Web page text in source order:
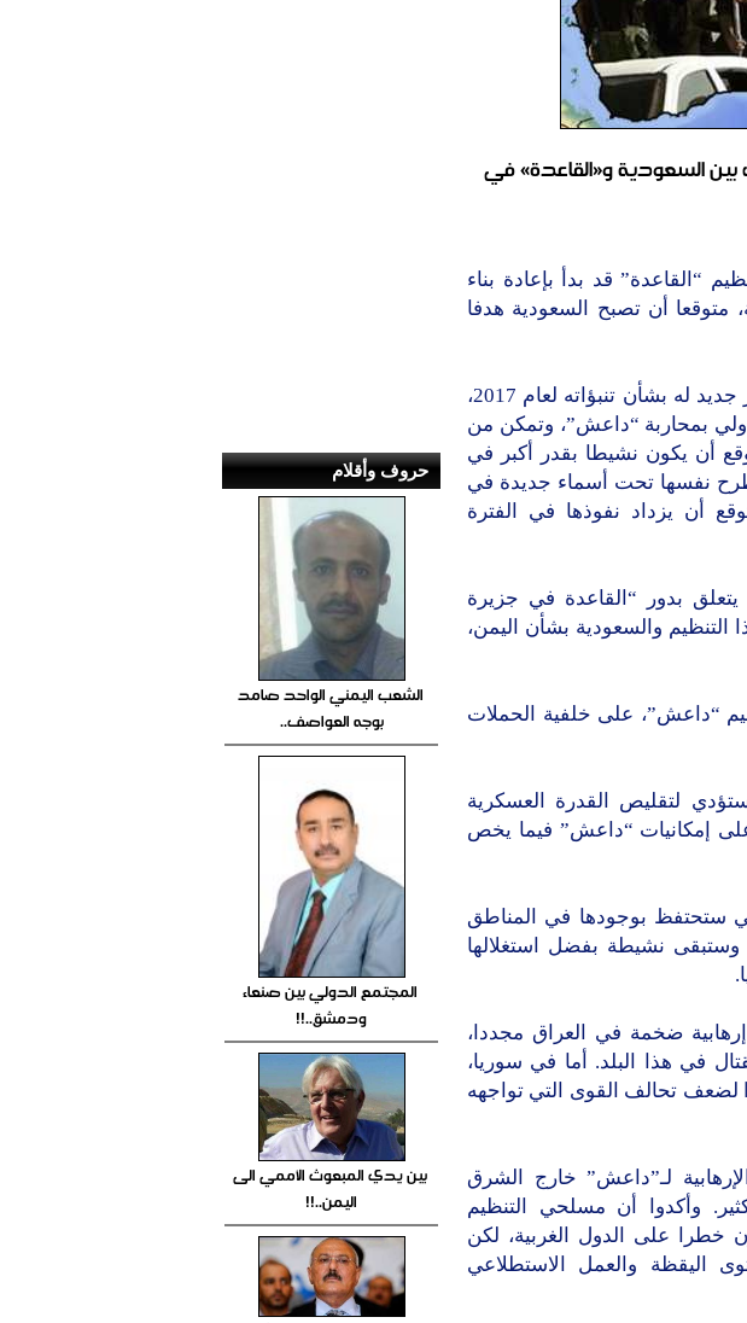
بين السعودية و«القاعدة» في
“القاعدة” قد بدأ بإعادة بناء
متوقعا أن تصبح السعودية هدفا
وأوضح المركز الاستراتيجي الامريكي، في تقرير جديد له بشأن تنبؤاته لعام 2017،
بمحاربة “داعش”، وتمكن من
أن يكون نشيطا بقدر أكبر في
نفسها تحت أسماء جديدة في
أن يزداد نفوذها في الفترة
بدور “القاعدة في جزيرة
التنظيم والسعودية بشأن اليمن،
“داعش”، على خلفية الحملات
لتقليص القدرة العسكرية
على إمكانيات “داعش” فيما يخص
ستحتفظ بوجودها في المناطق
وستبقى نشيطة بفضل استغلالها
ضخمة في العراق مجددا،
في هذا البلد. أما في سوريا،
لضعف تحالف القوى التي تواجهه
لـ”داعش” خارج الشرق
وأكدوا أن مسلحي التنظيم
خطرا على الدول الغربية، لكن
اليقظة والعمل الاستطلاعي
حروف وأقلام
الشعب اليمني الواحد صامد
بوجه العواصف..
المجتمع الدولي بين صنعاء
ودمشق..!!
بين يدي المبعوث الأممي الى
اليمن..!!